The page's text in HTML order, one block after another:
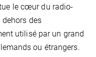
le cœur du radio-
dehors des
utilisé par un grand
ou étrangers.